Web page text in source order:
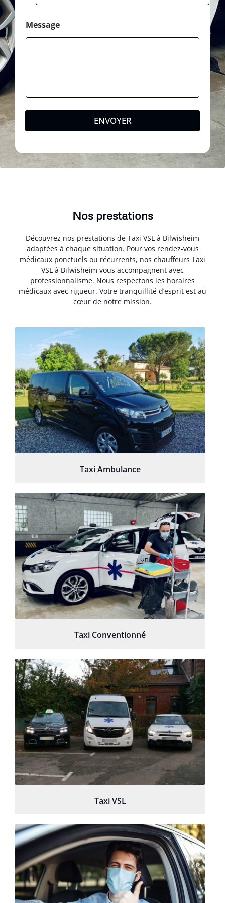
Message
ENVOYER
Nos prestations
Découvrez nos prestations de Taxi VSL à Bilwisheim
adaptées à chaque situation. Pour vos rendez-vous
médicaux ponctuels ou récurrents, nos chauffeurs Taxi
VSL à Bilwisheim vous accompagnent avec
professionnalisme. Nous respectons les horaires
médicaux avec rigueur. Votre tranquillité d’esprit est au
cœur de notre mission.
Taxi Ambulance
Taxi Conventionné
Taxi VSL